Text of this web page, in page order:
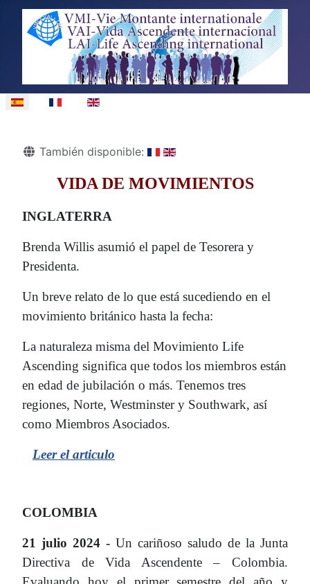
Seleccione su idioma
Detalles
También disponible:
VIDA DE MOVIMIENTOS
INGLATERRA
Brenda Willis asumió el papel de Tesorera y
Presidenta.
Un breve relato de lo que está sucediendo en el
movimiento británico hasta la fecha:
La naturaleza misma del Movimiento Life
Ascending significa que todos los miembros están
en edad de jubilación o más. Tenemos tres
regiones, Norte, Westminster y Southwark, así
como Miembros Asociados.
Leer el articulo
COLOMBIA
21 julio 2024 - Un cariñoso saludo de la Junta
Directiva de Vida Ascendente – Colombia.